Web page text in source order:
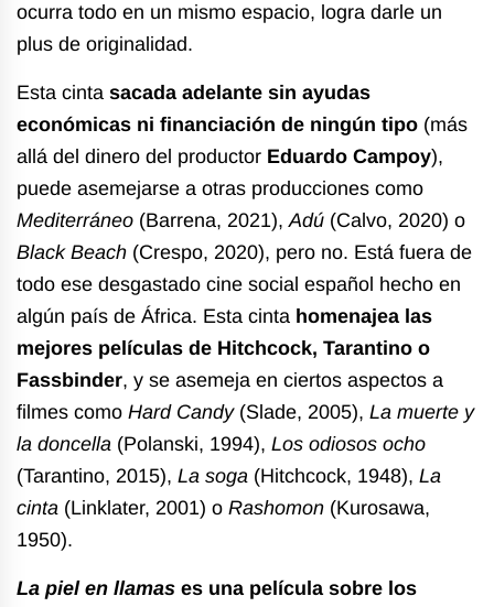
ocurra todo en un mismo espacio, logra darle un
plus de originalidad.
Esta cinta sacada adelante sin ayudas
económicas ni financiación de ningún tipo (más
allá del dinero del productor Eduardo Campoy),
puede asemejarse a otras producciones como
Mediterráneo (Barrena, 2021),Adú (Calvo, 2020) o
Black Beach (Crespo, 2020), pero no. Está fuera de
todo ese desgastado cine social español hecho en
algún país de África. Esta cinta homenajea las
mejores películas de Hitchcock, Tarantino o
Fassbinder, y se asemeja en ciertos aspectos a
filmes como Hard Candy(Slade, 2005), La muerte y
la doncella (Polanski, 1994), Los odiosos ocho
(Tarantino, 2015), La soga (Hitchcock, 1948), La
cinta (Linklater, 2001) o Rashomon (Kurosawa,
1950).
La piel en llamas es una película sobre los